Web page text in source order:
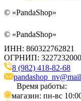
© «PandaShop»
© «PandaShop»
ИНН: 860322762821
ОГРНИП:
8 (982) 418-82-68
Время работы:
магазин: пн-вс